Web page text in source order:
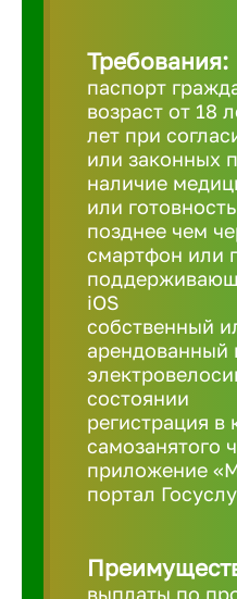
Требования:
паспорт
возраст от 18
лет при
или законных
наличие
или
позднее чем
смартфон или
iOS
собственный
арендованный
состоянии
регистрация в
самозанятого
приложение
портал
выплаты по